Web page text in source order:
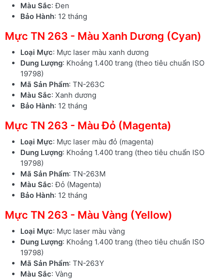
Màu Sắc: Đen
Bảo Hành: 12 tháng
Mực TN 263 - Màu Xanh Dương (Cyan)
Loại Mực: Mực laser màu xanh dương
Dung Lượng: Khoảng 1.400 trang (theo tiêu chuẩn ISO
19798)
Mã Sản Phẩm: TN-263C
Màu Sắc: Xanh dương
Bảo Hành: 12 tháng
Mực TN 263 - Màu Đỏ (Magenta)
Loại Mực: Mực laser màu đỏ (magenta)
Dung Lượng: Khoảng 1.400 trang (theo tiêu chuẩn ISO
19798)
Mã Sản Phẩm: TN-263M
Màu Sắc: Đỏ (Magenta)
Bảo Hành: 12 tháng
Mực TN 263 - Màu Vàng (Yellow)
Loại Mực: Mực laser màu vàng
Dung Lượng: Khoảng 1.400 trang (theo tiêu chuẩn ISO
19798)
Mã Sản Phẩm: TN-263Y
Màu Sắc: Vàng